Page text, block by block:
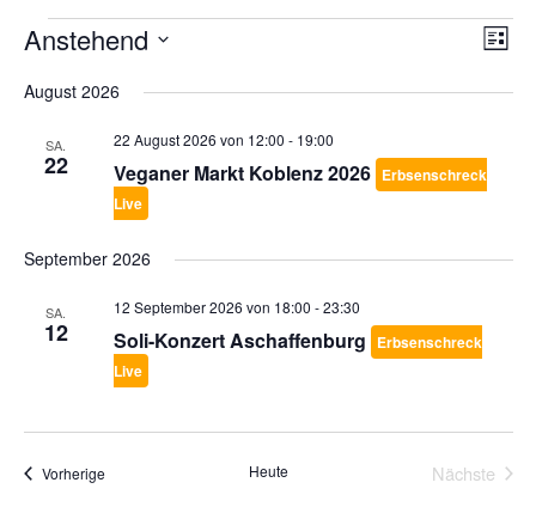
Liste
Anstehend
wählen.
August 2026
SA.
22 Veganer Markt Koblenz 2026 Erbsenschreck
Live
22 August 2026 von 12:00 - 19:00
September 2026
SA.
12 Soli-Konzert Aschaffenburg
Erbsenschreck
Live
12 September 2026 von 18:00 -23:30
VorherigeVeranstaltungen Heute
Nächste